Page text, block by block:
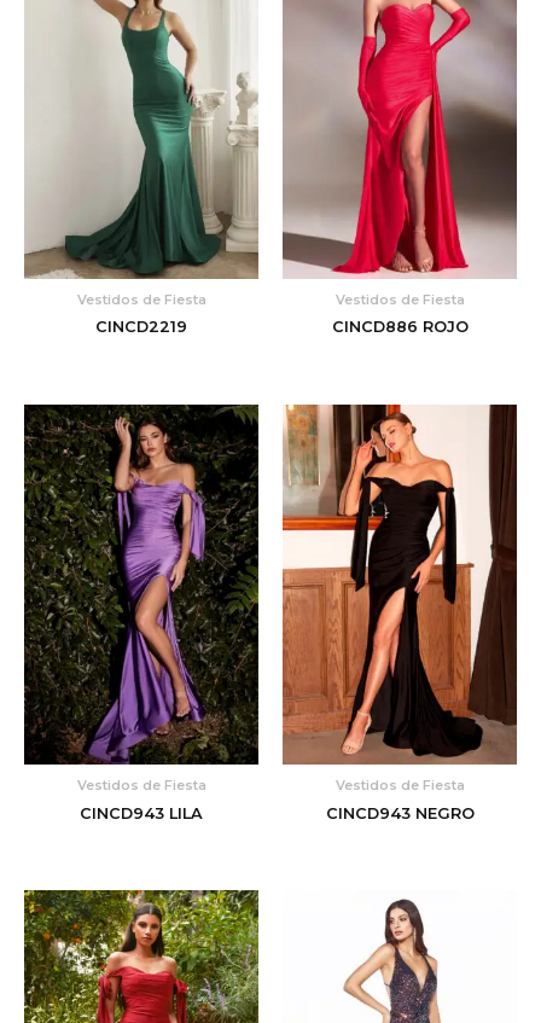
Vestidos de Fiesta
CINCD2219
Vestidos de Fiesta
CINCD886 ROJO
Vestidos de Fiesta
CINCD943 LILA
Vestidos de Fiesta
CINCD943 NEGRO